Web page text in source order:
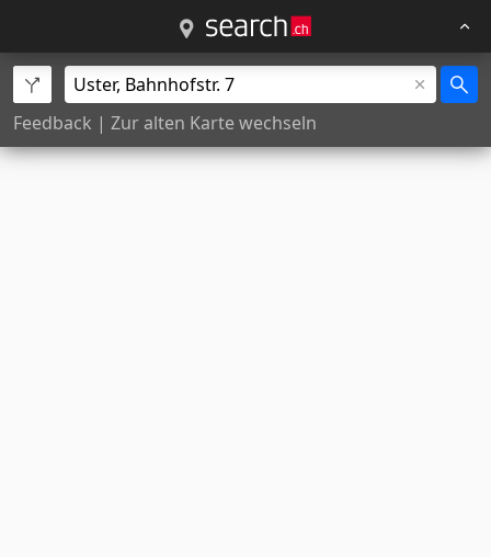
Feedback | Zur alten Karte wechseln